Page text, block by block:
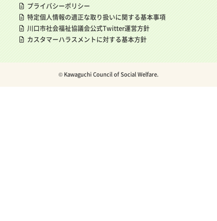
プライバシーポリシー
特定個人情報の適正な取り扱いに関する基本事項
川口市社会福祉協議会公式Twitter運営方針
カスタマーハラスメントに対する基本方針
© Kawaguchi Council of Social Welfare.